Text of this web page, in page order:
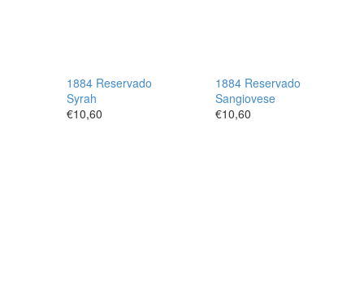
1884 Reservado
Syrah
€10,60
1884 Reservado
Sangiovese
€10,60